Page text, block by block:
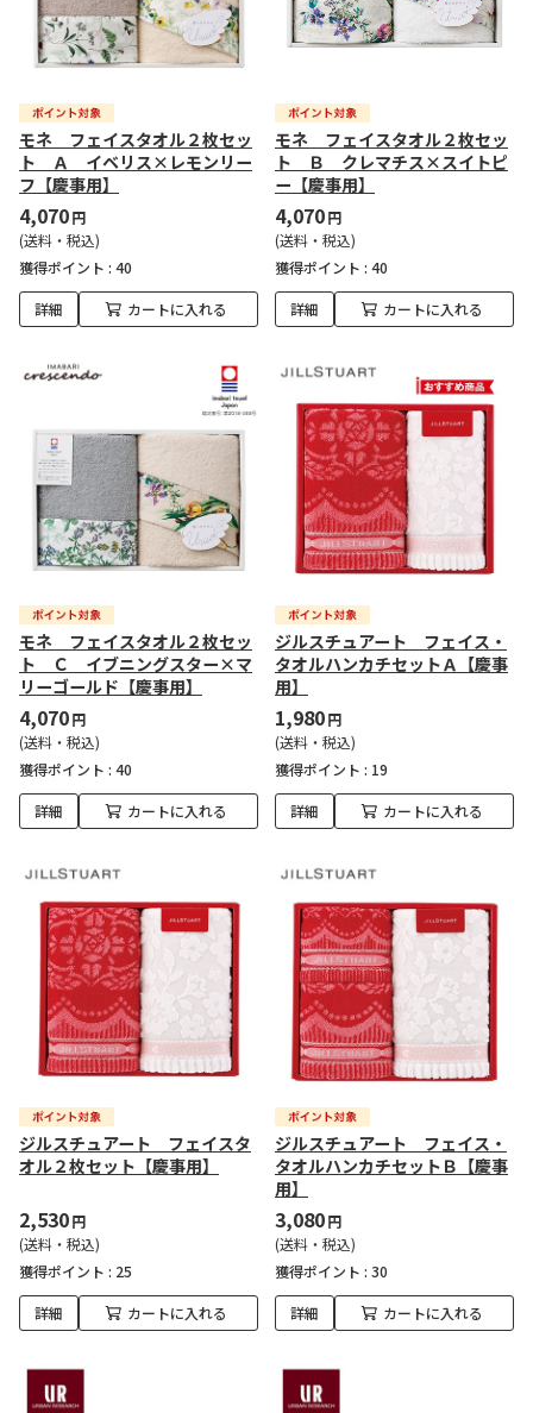
モネ フェイスタオル２枚セッ
ト Ａ イベリス×レモンリー
フ【慶事用】
4,070円
(送料・税込)
獲得ポイント : 40
詳細 カートに入れる
モネ フェイスタオル２枚セッ
ト Ｂ クレマチス×スイトピ
ー【慶事用】
4,070円
(送料・税込)
獲得ポイント : 40
詳細 カートに入れる
モネ フェイスタオル２枚セッ
ト Ｃ イブニングスター×マ
リーゴールド【慶事用】
4,070円
(送料・税込)
獲得ポイント : 40
詳細 カートに入れる
ジルスチュアート フェイス・
タオルハンカチセットＡ【慶事
用】
1,980円
(送料・税込)
獲得ポイント : 19
詳細 カートに入れる
ジルスチュアート フェイスタ
オル２枚セット【慶事用】
2,530円
(送料・税込)
獲得ポイント : 25
詳細 カートに入れる
ジルスチュアート フェイス・
タオルハンカチセットＢ【慶事
用】
3,080円
(送料・税込)
獲得ポイント : 30
詳細 カートに入れる